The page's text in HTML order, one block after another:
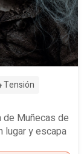
Tensión
de Muñecas de
lugar y escapa